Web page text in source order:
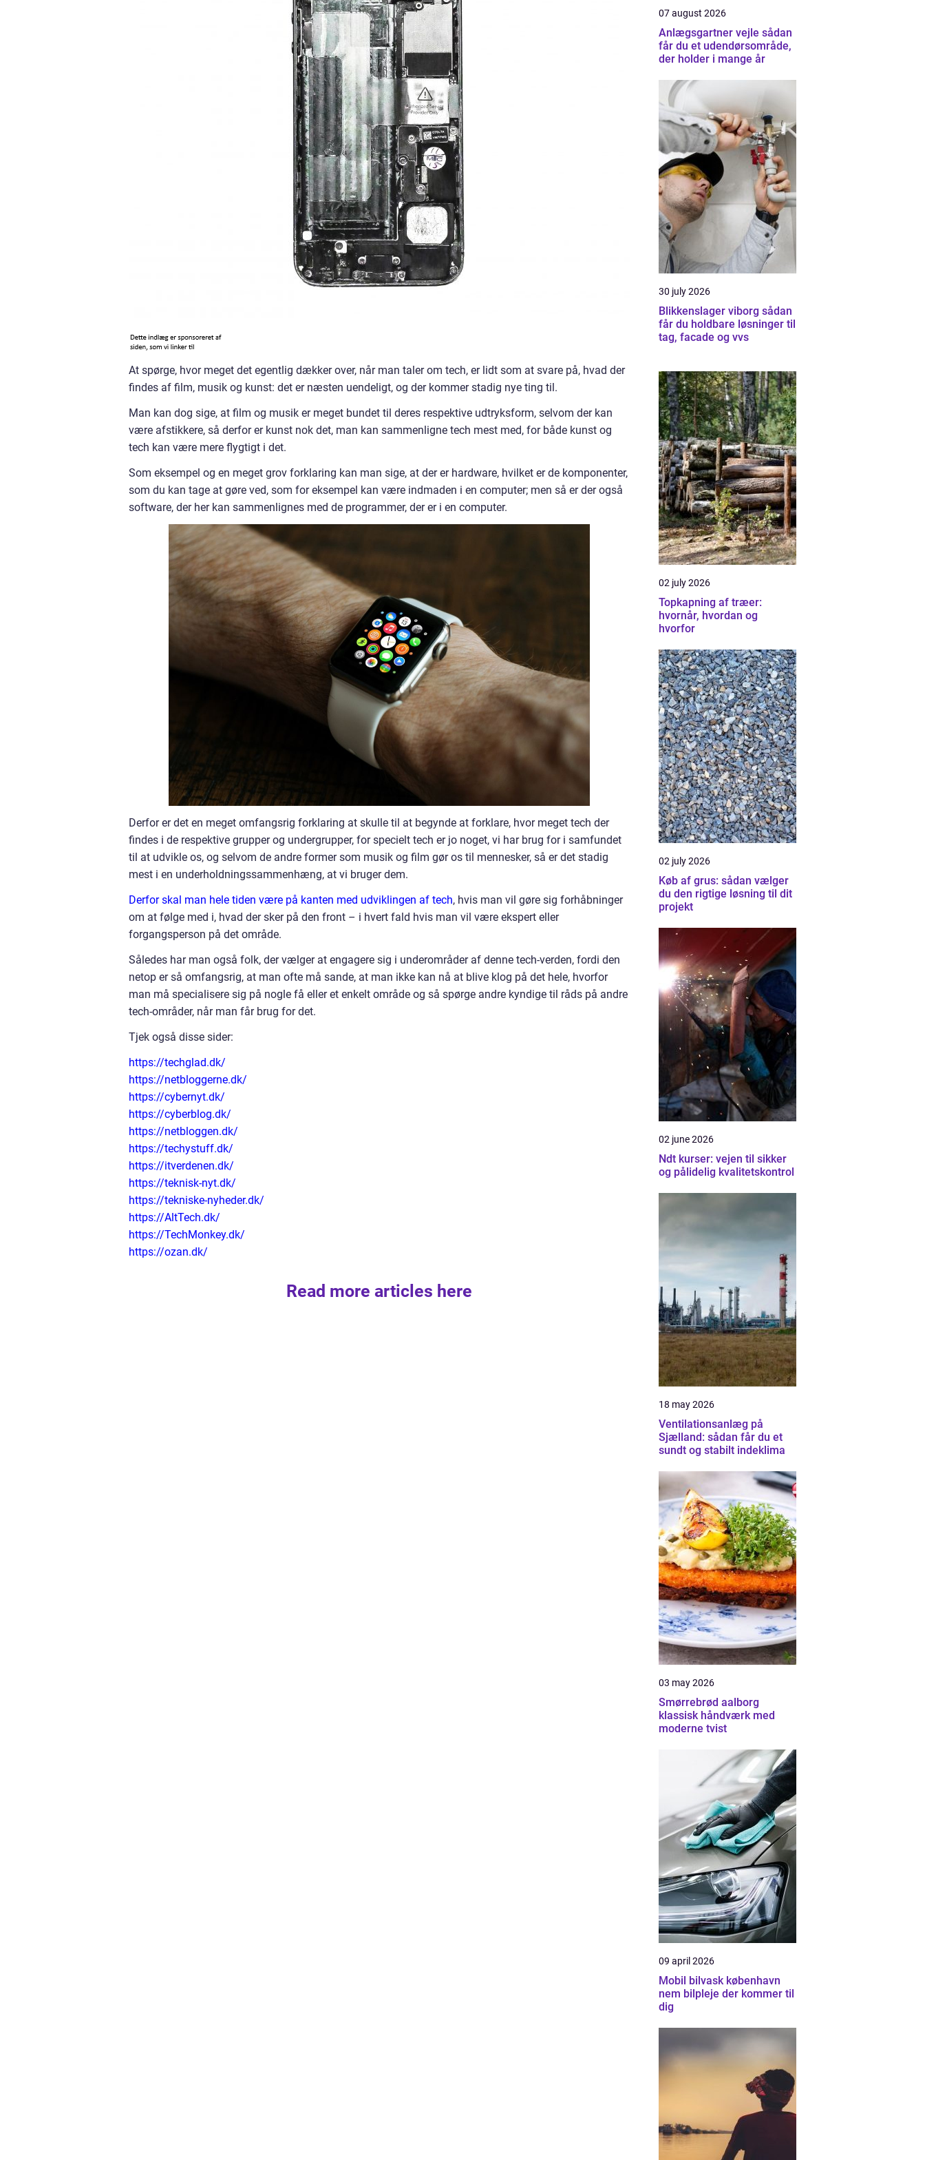
At spørge, hvor meget det egentlig dækker over, når man taler om tech, er lidt som at svare på, hvad der
findes af film, musik og kunst: det er næsten uendeligt, og der kommer stadig nye ting til.
Man kan dog sige, at film og musik er meget bundet til deres respektive udtryksform, selvom der kan
være afstikkere, så derfor er kunst nok det, man kan sammenligne tech mest med, for både kunst og
tech kan være mere flygtigt i det.
Som eksempel og en meget grov forklaring kan man sige, at der er hardware, hvilket er de komponenter,
som du kan tage at gøre ved, som for eksempel kan være indmaden i en computer; men så er der også
software, der her kan sammenlignes med de programmer, der er i en computer.
Derfor er det en meget omfangsrig forklaring at skulle til at begynde at forklare, hvor meget tech der
findes i de respektive grupper og undergrupper, for specielt tech er jo noget, vi har brug for i samfundet
til at udvikle os, og selvom de andre former som musik og film gør os til mennesker, så er det stadig
mest i en underholdningssammenhæng, at vi bruger dem.
Derfor skal man hele tiden være på kanten med udviklingen af tech, hvis man vil gøre sig forhåbninger
om at følge med i, hvad der sker på den front – i hvert fald hvis man vil være ekspert eller
forgangsperson på det område.
Således har man også folk, der vælger at engagere sig i underområder af denne tech-verden, fordi den
netop er så omfangsrig, at man ofte må sande, at man ikke kan nå at blive klog på det hele, hvorfor
man må specialisere sig på nogle få eller et enkelt område og så spørge andre kyndige til råds på andre
tech-områder, når man får brug for det.
Tjek også disse sider:
https://techglad.dk/
https://netbloggerne.dk/
https://cybernyt.dk/
https://cyberblog.dk/
https://netbloggen.dk/
https://techystuff.dk/
https://itverdenen.dk/
https://teknisk-nyt.dk/
https://tekniske-nyheder.dk/
https://AltTech.dk/
https://TechMonkey.dk/
https://ozan.dk/
Read more articles here
07 august 2026
Anlægsgartner vejle sådan
får du et udendørsområde,
der holder i mange år
30 july 2026
Blikkenslager viborg sådan
får du holdbare løsninger til
tag, facade og vvs
02 july 2026
Topkapning af træer:
hvornår, hvordan og
hvorfor
02 july 2026
Køb af grus: sådan vælger
du den rigtige løsning til dit
projekt
02 june 2026
Ndt kurser: vejen til sikker
og pålidelig kvalitetskontrol
18 may 2026
Ventilationsanlæg på
Sjælland: sådan får du et
sundt og stabilt indeklima
03 may 2026
Smørrebrød aalborg
klassisk håndværk med
moderne tvist
09 april 2026
Mobil bilvask københavn
nem bilpleje der kommer til
dig